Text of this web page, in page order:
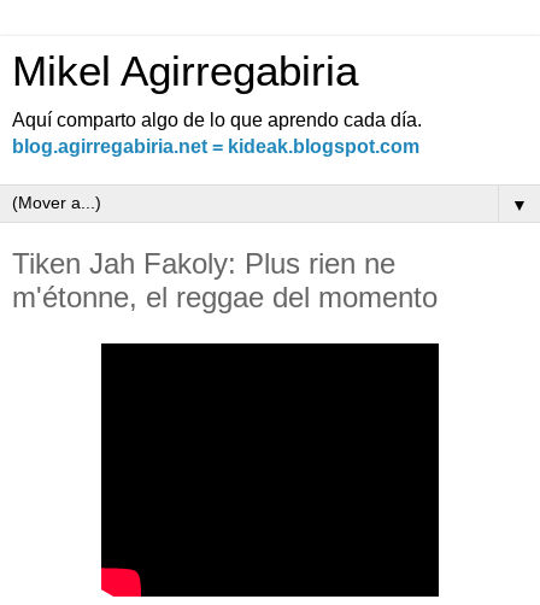
Mikel Agirregabiria
Aquí comparto algo de lo que aprendo cada día.
blog.agirregabiria.net = kideak.blogspot.com
▼
Tiken Jah Fakoly: Plus rien ne
m'étonne, el reggae del momento